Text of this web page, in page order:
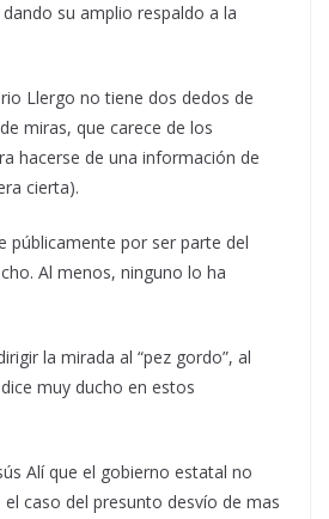
su amplio respaldo a la
Llergo no tiene dos dedos de
miras, que carece de los
hacerse de una información de
cierta).
públicamente por ser parte del
Al menos, ninguno lo ha
la mirada al “pez gordo”, al
muy ducho en estos
Alí que el gobierno estatal no
caso del presunto desvío de mas